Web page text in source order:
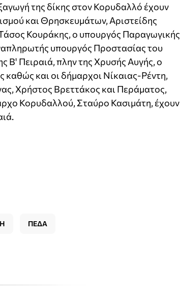
της δίκης στον Κορυδαλλό έχουν
και Θρησκευμάτων, Αριστείδης
Κουράκης, ο υπουργός Παραγωγικής
υπουργός Προστασίας του
Β' Πειραιά, πλην της Χρυσής Αυγής, ο
καθώς και οι δήμαρχοι Νίκαιας-Ρέντη,
Χρήστος Βρεττάκος και Περάματος,
Κορυδαλλού, Σταύρο Κασιμάτη, έχουν
ΠΕΔΑ